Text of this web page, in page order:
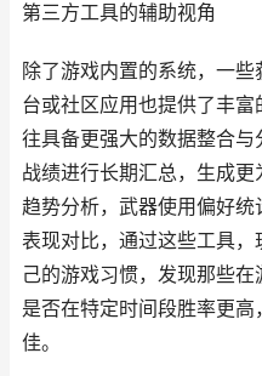
第三方工具的辅助视角
除了游戏内置的系统，一
台或社区应用也提供了丰
往具备更强大的数据整合
战绩进行长期汇总，生成
趋势分析，武器使用偏好
表现对比，通过这些工具
己的游戏习惯，发现那些
是否在特定时间段胜率更
佳。